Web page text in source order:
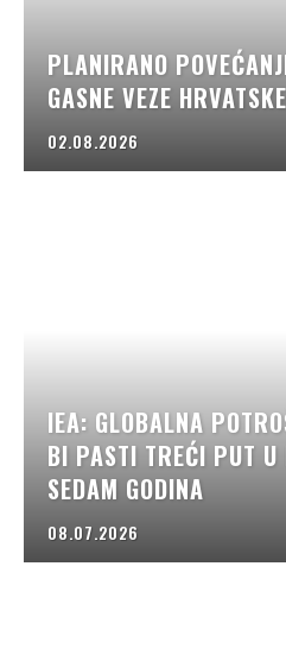
PLANIRANO
GASNE VEZE
02.08.2026
IEA: GLOBALNA
BI PASTI TREĆI PUT U
SEDAM GODINA
08.07.2026